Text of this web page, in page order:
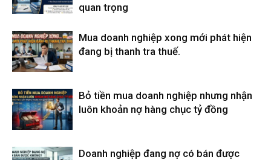
quan trọng
Mua doanh nghiệp xong mới phát hiện
đang bị thanh tra thuế.
Bỏ tiền mua doanh nghiệp nhưng nhận
luôn khoản nợ hàng chục tỷ đồng
Doanh nghiệp đang nợ có bán được